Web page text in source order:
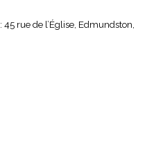
rue de l’Église, Edmundston,